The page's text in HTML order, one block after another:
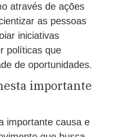
através de ações
as pessoas
iniciativas
políticas que
de oportunidades.
importante
importante causa e